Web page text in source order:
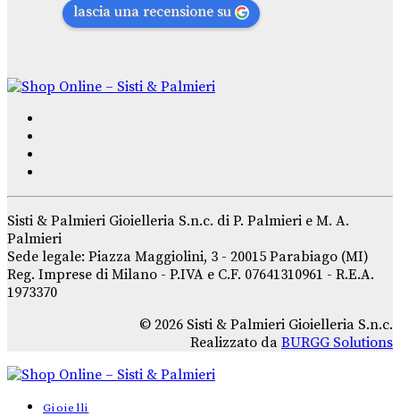
lascia una recensione su
Sisti & Palmieri Gioielleria S.n.c. di P. Palmieri e M. A.
Palmieri
Sede legale: Piazza Maggiolini, 3 - 20015 Parabiago (MI)
Reg. Imprese di Milano - P.IVA e C.F. 07641310961 - R.E.A.
1973370
© 2026 Sisti & Palmieri Gioielleria S.n.c.
Realizzato da BURGG Solutions
Gioielli